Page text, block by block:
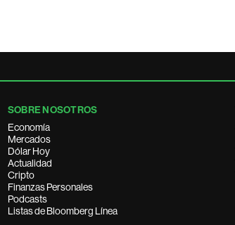
SOBRE NOSOTROS
Economía
Mercados
Dólar Hoy
Actualidad
Cripto
Finanzas Personales
Podcasts
Listas de Bloomberg Línea